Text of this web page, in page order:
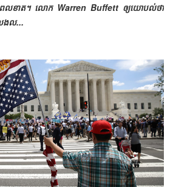
លខាត។ លោក Warren Buffett ឲ្យយោបល់ថា
ងល...